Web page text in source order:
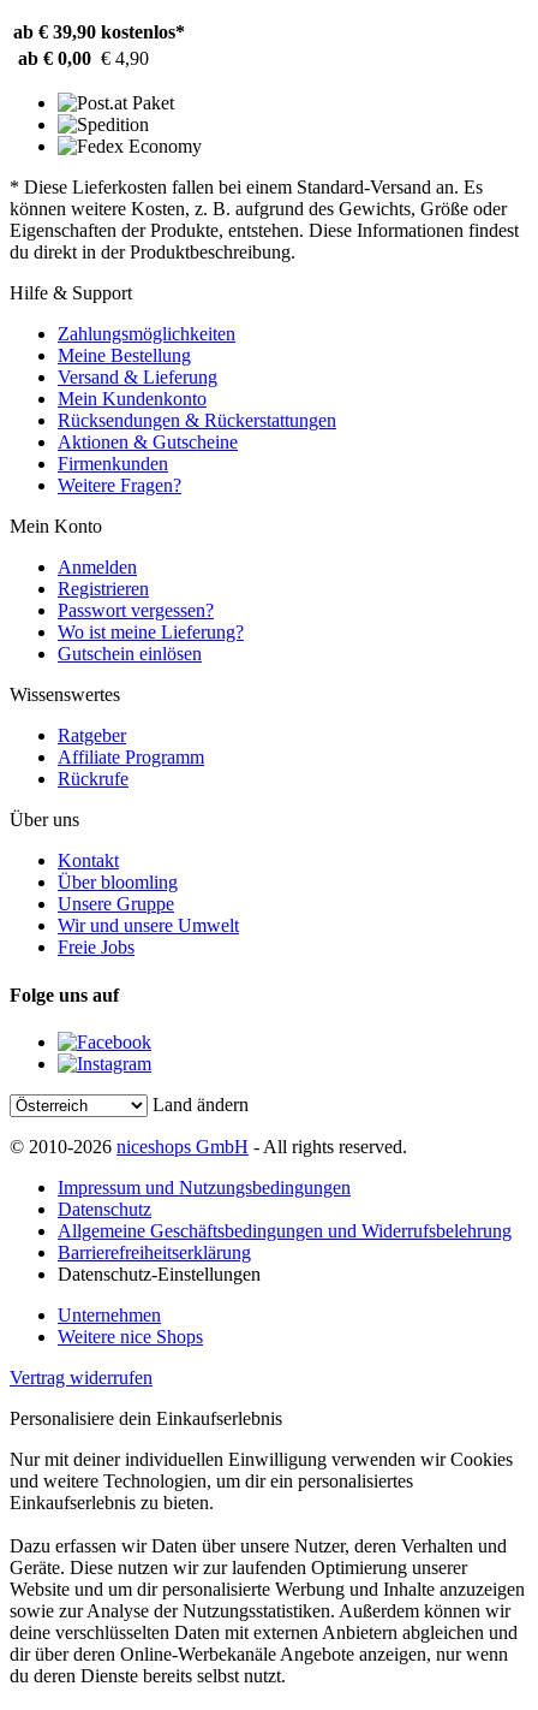
ab € 39,90 kostenlos*
ab € 0,00 € 4,90
* Diese Lieferkosten fallen bei einem Standard-Versand an. Es
können weitere Kosten, z. B. aufgrund des Gewichts, Größe oder
Eigenschaften der Produkte, entstehen. Diese Informationen findest
du direkt in der Produktbeschreibung.
Hilfe & Support
Zahlungsmöglichkeiten
Meine Bestellung
Versand & Lieferung
Mein Kundenkonto
Rücksendungen & Rückerstattungen
Aktionen & Gutscheine
Firmenkunden
Weitere Fragen?
Mein Konto
Anmelden
Registrieren
Passwort vergessen?
Wo ist meine Lieferung?
Gutschein einlösen
Wissenswertes
Ratgeber
Affiliate Programm
Rückrufe
Über uns
Kontakt
Über bloomling
Unsere Gruppe
Wir und unsere Umwelt
Freie Jobs
Folge uns auf
Land ändern
© 2010-2026 niceshops GmbH - All rights reserved.
Impressum und Nutzungsbedingungen
Datenschutz
Allgemeine Geschäftsbedingungen und Widerrufsbelehrung
Barrierefreiheitserklärung
Datenschutz-Einstellungen
Unternehmen
Weitere nice Shops
Vertrag widerrufen
Personalisiere dein Einkaufserlebnis
Nur mit deiner individuellen Einwilligung verwenden wir Cookies
und weitere Technologien, um dir ein personalisiertes
Einkaufserlebnis zu bieten.
Dazu erfassen wir Daten über unsere Nutzer, deren Verhalten und
Geräte. Diese nutzen wir zur laufenden Optimierung unserer
Website und um dir personalisierte Werbung und Inhalte anzuzeigen
sowie zur Analyse der Nutzungsstatistiken. Außerdem können wir
deine verschlüsselten Daten mit externen Anbietern abgleichen und
dir über deren Online-Werbekanäle Angebote anzeigen, nur wenn
du deren Dienste bereits selbst nutzt.